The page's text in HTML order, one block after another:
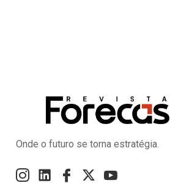
Onde o futuro se torna estratégia.